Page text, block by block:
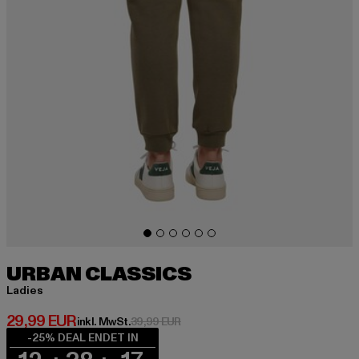
URBAN CLASSICS
Ladies
29,99 EUR
Derzeitiger Preis: 29,99 EUR
inkl. MwSt.39,99 EURAktionspreis: 39,99 EUR
-25% DEAL ENDET IN